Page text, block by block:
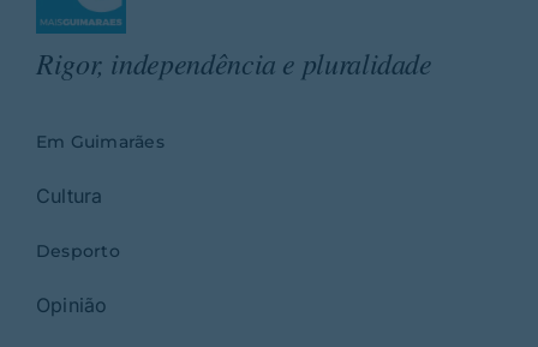
Rigor, independência e pluralidade
Em Guimarães
Cultura
Desporto
Opinião